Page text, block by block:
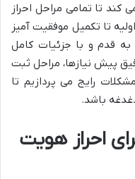
تا تمامی مراحل احراز
تا تکمیل موفقیت آمیز
صورت قدم به قدم و با جزئیات کامل
پیش نیازها، مراحل ثبت
رایج می پردازیم تا
باشد.
احراز هویت